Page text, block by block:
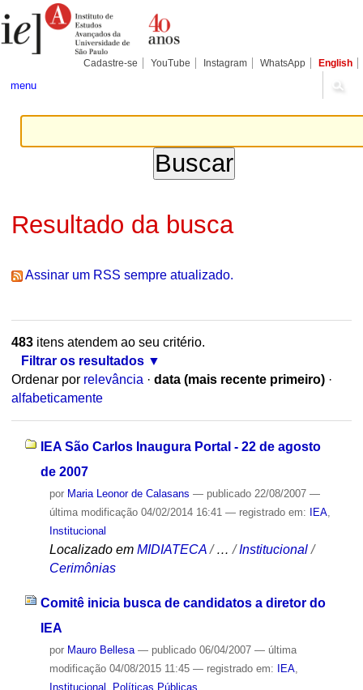
para
conteúdo.
Pessoais
Cadastre-se YouTube Instagram WhatsApp English
menu
Resultado da busca
Assinar um RSS sempre atualizado.
483itens atendem ao seu critério.
Filtrar os resultados
Ordenar por relevância · data (mais recente primeiro) ·
alfabeticamente
IEA São Carlos Inaugura Portal - 22 de agosto
de 2007
por Maria Leonor de Calasans — publicado22/08/2007 —
última modificação04/02/2014 16:41 — registrado em: IEA,
Institucional
Localizado em MIDIATECA /…/Institucional /
Cerimônias
Comitê inicia busca de candidatos a diretor do
IEA
por Mauro Bellesa — publicado06/04/2007 — última
modificação04/08/2015 11:45 — registrado em: IEA,
Institucional
Políticas Públicas